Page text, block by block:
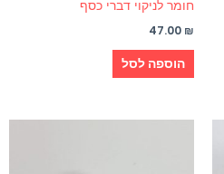
חומר לניקוי דברי כסף
47.00 ₪
הוספה לסל